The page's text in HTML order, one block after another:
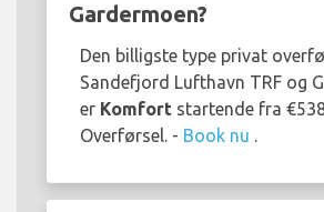
Gardermoen?
Den billigste type privat
Sandefjord Lufthavn TRF og
er Komfort startende fra
Overførsel. - Book nu .